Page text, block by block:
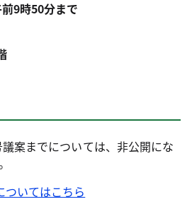
9時50分まで
案までについては、非公開にな
いてはこちら